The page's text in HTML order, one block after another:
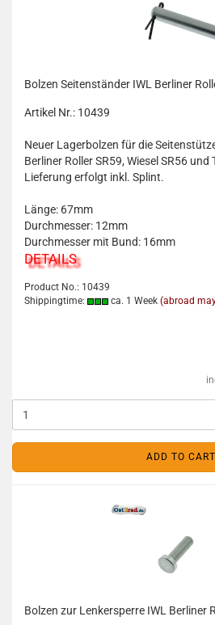
Bolzen Seitenständer IWL Berliner
Artikel Nr.: 10439
Neuer Lagerbolzen für die
Berliner Roller SR59, Wiesel SR56 und
Lieferung erfolgt inkl. Splint.
Länge: 67mm
Durchmesser: 12mm
Durchmesser mit Bund: 16mm
DETAILS
Product No.: 10439
Shippingtime:
ca. 1 Week (abroad
ADD TO CART
Bolzen zur Lenkersperre IWL Berliner